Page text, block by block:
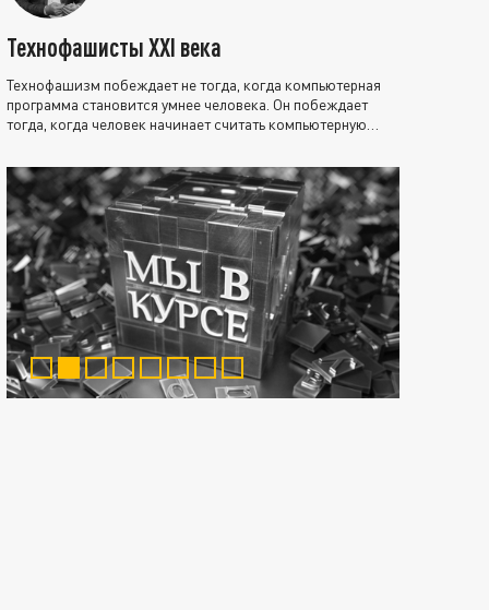
Технофашисты XXI века
Технофашизм побеждает не тогда, когда компьютерная
программа становится умнее человека. Он побеждает
тогда, когда человек начинает считать компьютерную